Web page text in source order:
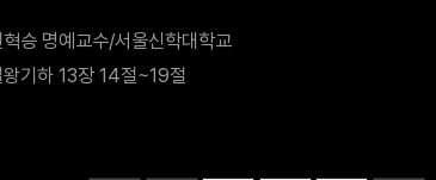
승 명예교수/서울신학대학교
왕기하 13장 14절~19절